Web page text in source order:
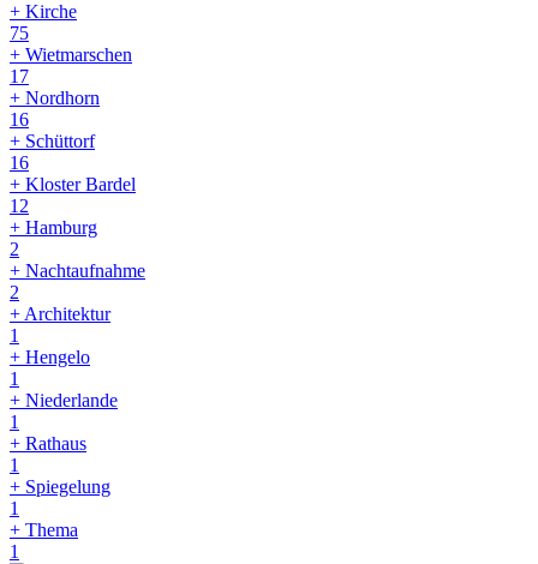
+ Kirche
75
+ Wietmarschen
17
+ Nordhorn
16
+ Schüttorf
16
+ Kloster Bardel
12
+ Hamburg
2
+ Nachtaufnahme
2
+ Architektur
1
+ Hengelo
1
+ Niederlande
1
+ Rathaus
1
+ Spiegelung
1
+ Thema
1